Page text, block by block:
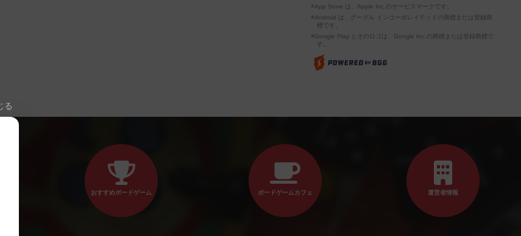
※App Store は、Apple Inc.のサービスマークです。
※Android は、グーグル インコーポレイテッドの商標または登録商
標です。
※Google Play とそのロゴは、Google Inc.の商標または登録商標で
す。
る
おすすめボードゲーム ボードゲームカフェ 運営者情報